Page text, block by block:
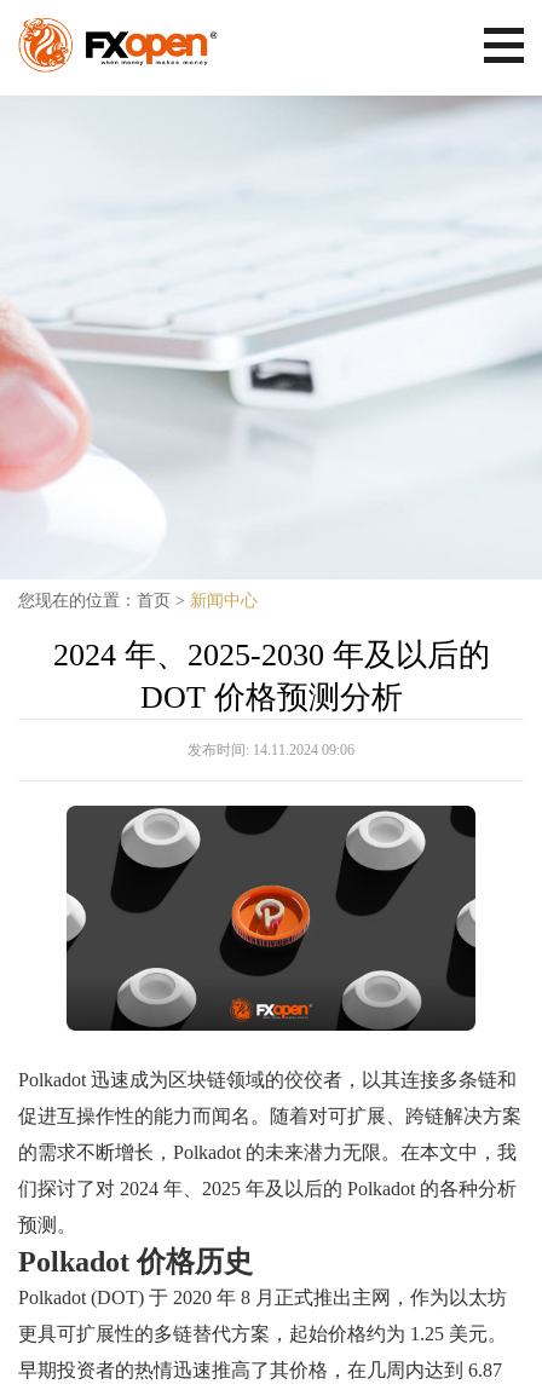
您现在的位置： 首页 > 新闻中心
2024 年、2025-2030 年及以后的
DOT 价格预测分析
发布时间: 14.11.2024 09:06
Polkadot 迅速成为区块链领域的佼佼者，以其连接多条链和
促进互操作性的能力而闻名。随着对可扩展、跨链解决方案
的需求不断增长，Polkadot 的未来潜力无限。在本文中，我
们探讨了对 2024 年、2025 年及以后的 Polkadot 的各种分析
预测。
Polkadot 价格历史
Polkadot (DOT) 于 2020 年 8 月正式推出主网，作为以太坊
更具可扩展性的多链替代方案，起始价格约为 1.25 美元。
早期投资者的热情迅速推高了其价格，在几周内达到 6.87